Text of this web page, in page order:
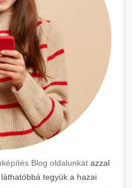
Blog oldalunkat azzal
tegyük a hazai